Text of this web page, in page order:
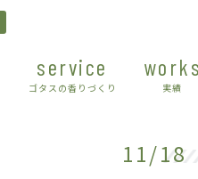
service
ゴタスの香りづくり
works
実績
11/18